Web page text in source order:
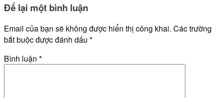
Để lại một bình luận
Email của bạn sẽ không được hiển thị công khai. Các trường
bắt buộc được đánh dấu *
Bình luận *